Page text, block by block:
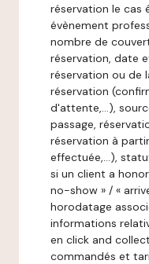
réservation le cas
évènement
nombre de
réservation, date
réservation ou de
réservation
d'attente,…),
passage,
réservation à
effectuée,…),
si un client a
no-show » / «
horodatage
informations
en click and
commandés et